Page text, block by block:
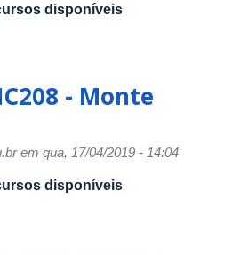
disponíveis
- Monte
em qua, 17/04/2019 - 14:04
disponíveis